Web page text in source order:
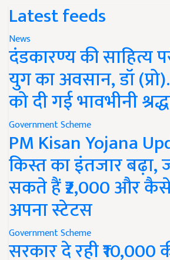
Latest feeds
News
दंडकारण्य की साहित्य
युग का अवसान, डॉ
को दी गई भावभीनी
Government Scheme
PM Kisan Yojana
किस्त का इंतजार
सकते हैं ₹2,000 और
अपना स्टेटस
Government Scheme
सरकार दे रही ₹10,000